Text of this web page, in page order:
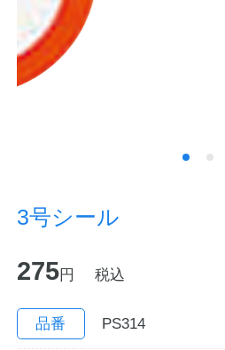
ノートの豆知識
公式オンラインショップ
企業情報
カタログ
3号シール
275円 税込
品番 PS314